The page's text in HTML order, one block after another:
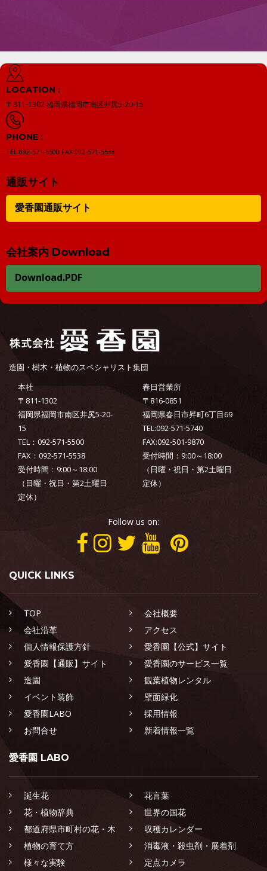
LOCATION :
〒811-1302福岡県福岡市南区井尻5-20-15
PHONE :
TEL:092-571-5500 FAX:092-571-5538
通販サイト
愛香園通販サイト
会社案内 Download
Download.PDF
造園・樹木・植物のスペシャリスト集団
本社
〒811-1302
福岡県福岡市南区井尻5-20-
15
TEL：092-571-5500
FAX：092-571-5538
受付時間：9:00～18:00
（日曜・祝日・第2土曜日
定休）
春日営業所
〒816-0851
福岡県春日市昇町6丁目69
TEL:092-571-5740
FAX:092-501-9870
受付時間：9:00～18:00
（日曜・祝日・第2土曜日
定休）
Follow us on:
QUICK LINKS
TOP
会社概要
会社沿革
アクセス
個人情報保護方針
愛香園【公式】サイト
愛香園【通販】サイト
愛香園のサービス一覧
造園
観葉植物レンタル
イベント装飾
壁面緑化
愛香園LABO
採用情報
お問合せ
新着情報一覧
愛香園 LABO
誕生花
花言葉
花・植物辞典
世界の国花
都道府県市町村の花・木
収穫カレンダー
植物の育て方
消毒液・殺虫剤・展着剤
様々な実験
定点カメラ